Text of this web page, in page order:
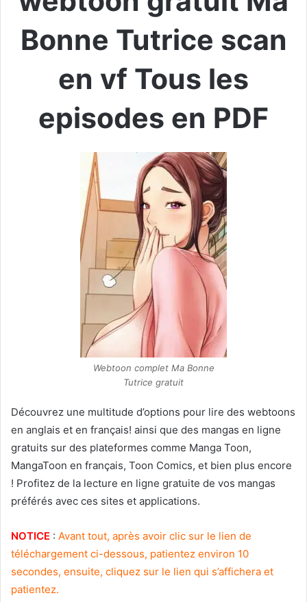
Bonne Tutrice scan
en vf Tous les
episodes en PDF
Webtoon complet Ma Bonne
Tutrice gratuit
Découvrez une multitude d’options pour lire des webtoons
en anglais et en français! ainsi que des mangas en ligne
gratuits sur des plateformes comme Manga Toon,
MangaToon en français, Toon Comics, et bien plus encore
! Profitez de la lecture en ligne gratuite de vos mangas
préférés avec ces sites et applications.
NOTICE : Avant tout, après avoir clic sur le lien de
téléchargement ci-dessous, patientez environ 10
secondes, ensuite, cliquez sur le lien qui s’affichera et
patientez.